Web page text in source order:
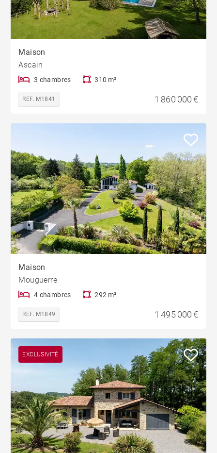
Maison
Ascain
3 chambres 310 m²
REF. M1841 1 860 000 €
Maison
Mouguerre
4 chambres 292 m²
REF. M1849 1 495 000 €
EXCLUSIVITÉ